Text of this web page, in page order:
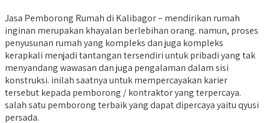
Jasa Pemborong Rumah di Kalibagor – mendirikan rumah
inginan merupakan khayalan berlebihan orang. namun, proses
penyusunan rumah yang kompleks dan juga kompleks
kerapkali menjadi tantangan tersendiri untuk pribadi yang tak
menyandang wawasan dan juga pengalaman dalam sisi
konstruksi. inilah saatnya untuk mempercayakan karier
tersebut kepada pemborong / kontraktor yang terpercaya.
salah satu pemborong terbaik yang dapat dipercaya yaitu qyusi
persada.